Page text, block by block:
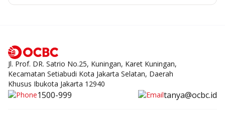
Jl. Prof. DR. Satrio No.25, Kuningan, Karet Kuningan,
Kecamatan Setiabudi Kota Jakarta Selatan, Daerah
Khusus Ibukota Jakarta 12940
1500-999 tanya@ocbc.id